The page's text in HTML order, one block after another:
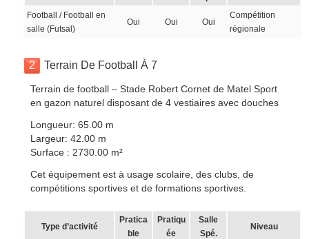
Football / Football en
salle (Futsal)
Oui Oui Oui
Compétition
régionale
2 Terrain De Football À 7
Terrain de football – Stade Robert Cornet de Matel Sport
en gazon naturel disposant de 4 vestiaires avec douches
Longueur: 65.00 m
Largeur: 42.00 m
Surface : 2730.00 m²
Cet équipement est à usage scolaire, des clubs, de
compétitions sportives et de formations sportives.
Type d’activité
Pratica
ble
Pratiqu
ée
Salle
Spé.
Niveau